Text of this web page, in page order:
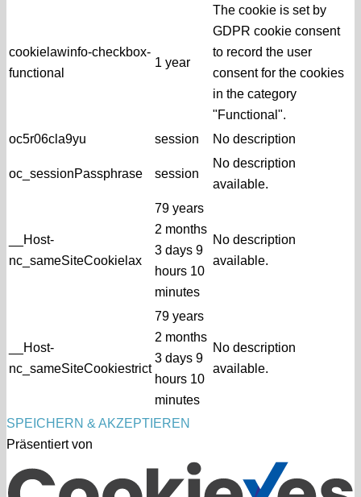
cookielawinfo-checkbox-
functional
1 year
The cookie is set by
GDPR cookie consent
to record the user
consent for the cookies
in the category
"Functional".
oc5r06cla9yu
session No description
oc_sessionPassphrase session
No description
available.
__Host-
nc_sameSiteCookielax
79 years
2 months
3 days 9
hours 10
minutes
No description
available.
__Host-
nc_sameSiteCookiestrict
79 years
2 months
3 days 9
hours 10
minutes
No description
available.
SPEICHERN & AKZEPTIEREN
Präsentiert von